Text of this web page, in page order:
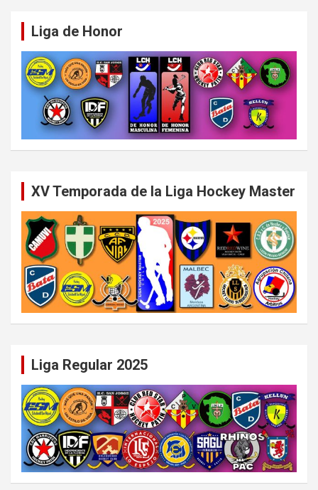
Liga de Honor
XV Temporada de la Liga Hockey Master
Liga Regular 2025